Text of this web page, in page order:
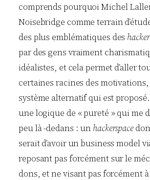
comprends pourquoi Michel
Noisebridge comme terrain
des plus emblématiques des
par des gens vraiment
idéalistes, et cela permet d’aller
certaines racines des
système alternatif qui est
une logique de « pureté » qui me
peu là -dedans : un hackerspace
serait d’avoir un business model
reposant pas forcément sur le
dons, et ne visant pas forcément